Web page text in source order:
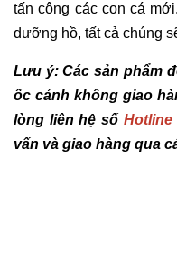
tấn công các con cá
dưỡng hồ, tất cả chúng
Lưu ý: Các sản phẩm
ốc cảnh không giao
lòng liên hệ số Hotline
vấn và giao hàng qua